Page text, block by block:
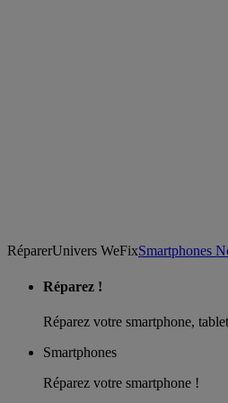
RéparerUnivers WeFixSmartphones
Réparez !
Réparez votre smartphone,
Smartphones
Réparez votre smartphone !